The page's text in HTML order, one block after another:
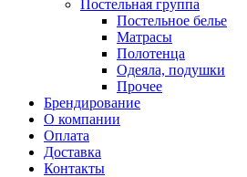
Постельная группа
Постельное белье
Матрасы
Полотенца
Одеяла, подушки
Прочее
Брендирование
О компании
Оплата
Доставка
Контакты